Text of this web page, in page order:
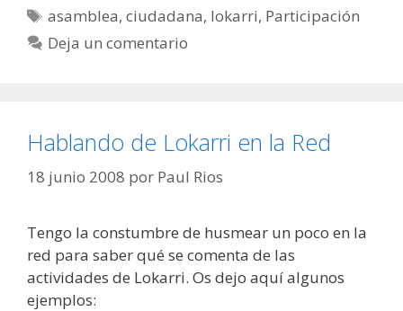
Etiquetas
asamblea,ciudadana, lokarri, Participación
Deja un comentario
Hablando de Lokarri en la Red
18 junio 2008 por Paul Rios
Tengo la constumbre de husmear un poco en la
red para saber qué se comenta de las
actividades de Lokarri. Os dejo aquí algunos
ejemplos: